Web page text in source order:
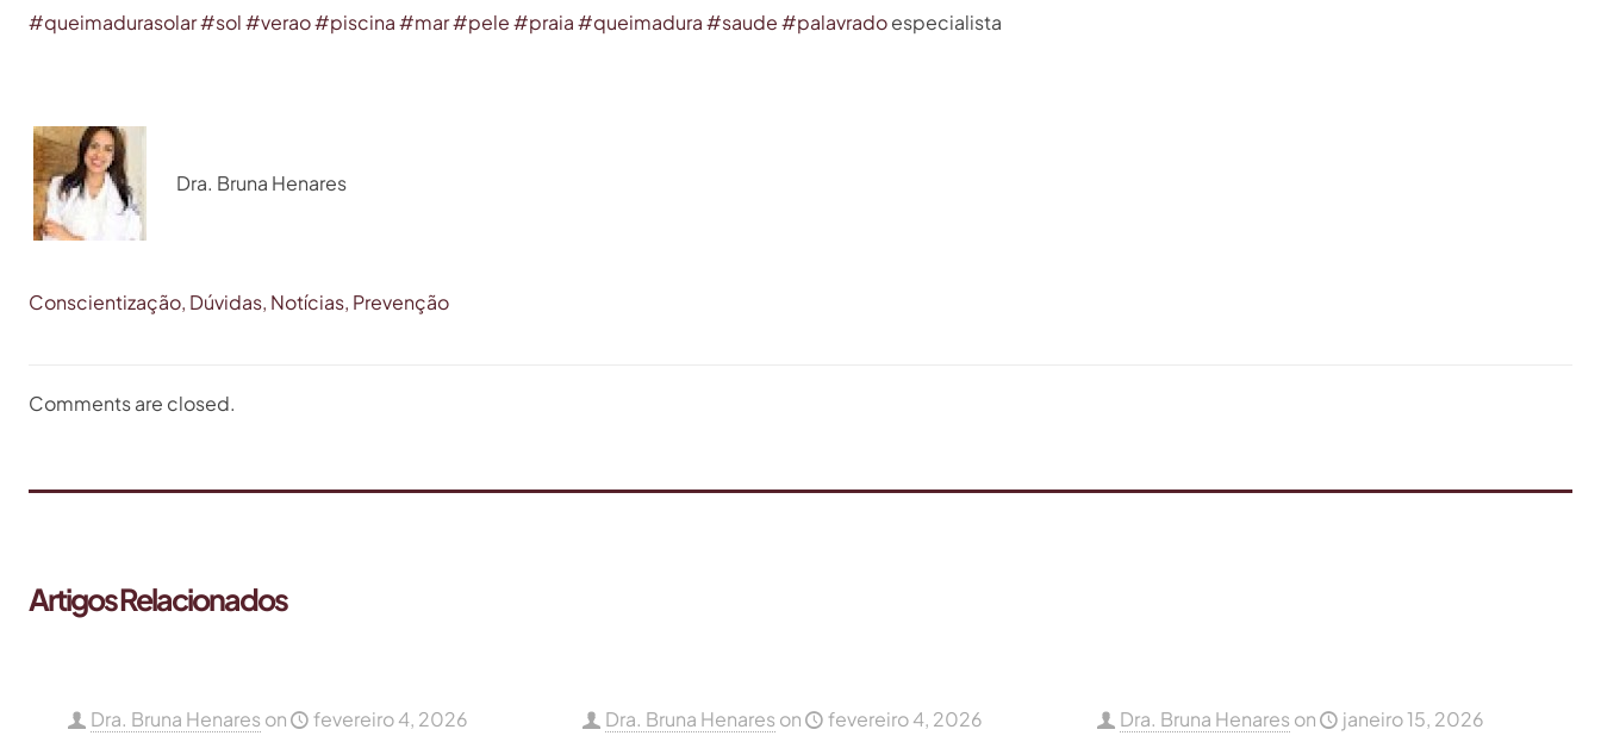
#queimadurasolar#sol#verao#piscina#mar#pele#praia#queimadura#saude#palavradoespecialista
Dra. Bruna Henares
Conscientização Dúvidas Notícias Prevenção
Comments are closed.
Artigos Relacionados
Dra. Bruna Henares on fevereiro 4, 2026 Dra. Bruna Henares on fevereiro 4, 2026 Dra. Bruna Henares on janeiro 15, 2026